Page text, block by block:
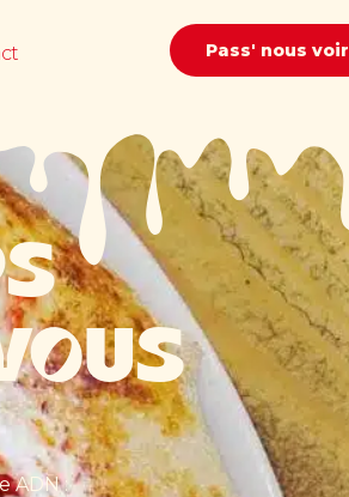
Pass' nous voir
ADN :